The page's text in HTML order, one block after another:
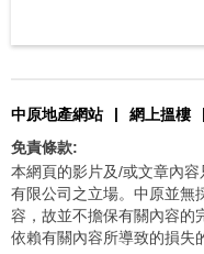
中原地產網站 | 網上搵樓 |
免責條款:
本網頁的影片及/或文章內
有限公司之立場。中原並無
容，故並不擔保有關內容的
依賴有關內容所導致的損失